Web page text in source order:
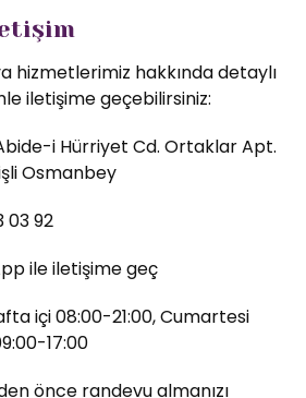
hizmetlerimiz hakkında detaylı
iletişime geçebilirsiniz:
i Hürriyet Cd. Ortaklar Apt.
Osmanbey
03 92
ile iletişime geç
içi 08:00-21:00, Cumartesi
17:00
önce randevu almanızı